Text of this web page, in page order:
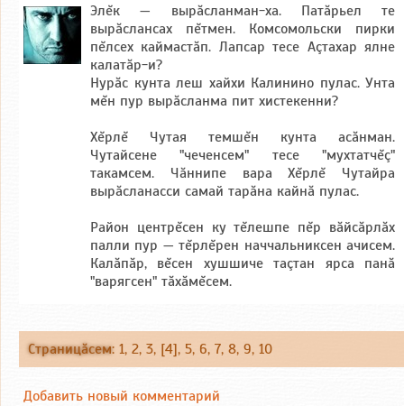
Элĕк — вырăсланман-ха. Патăрьел те
вырăслансах пĕтмен. Комсомольски пирки
пĕлсех каймастăп. Лапсар тесе Аçтахар ялне
калатăр-и?
Нурăс кунта леш хайхи Калинино пулас. Унта
мĕн пур вырăсланма пит хистекенни?
Хĕрлĕ Чутая темшĕн кунта асăнман.
Чутайсене "чеченсем" тесе "мухтатчĕç"
такамсем. Чăннипе вара Хĕрлĕ Чутайра
вырăсланасси самай тарăна кайнă пулас.
Район центрĕсен ку тĕлешпе пĕр вăйсăрлăх
палли пур — тĕрлĕрен наччальниксен ачисем.
Калăпăр, вĕсен хушшиче таçтан ярса панă
"варягсен" тăхăмĕсем.
Страницăсем: 1, 2, 3, [4], 5, 6, 7, 8, 9, 10
Добавить новый комментарий